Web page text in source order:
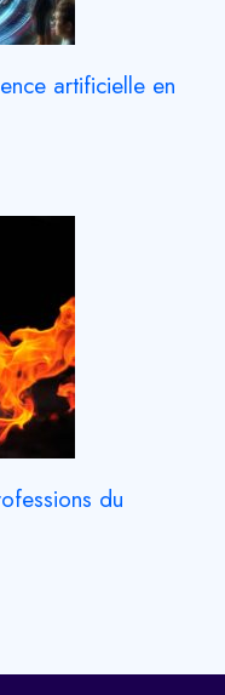
artificielle en
du